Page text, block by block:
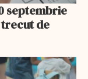
septembrie
de